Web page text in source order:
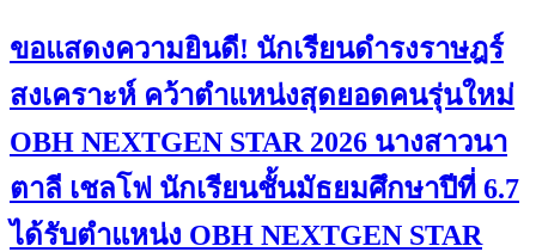
ขอแสดงความยินดี! นักเรียนดำรงราษฎร์
สงเคราะห์ คว้าตำแหน่งสุดยอดคนรุ่นใหม่
OBH NEXTGEN STAR 2026 นางสาวนา
ตาลี เชลโฟ นักเรียนชั้นมัธยมศึกษาปีที่ 6.7
ได้รับตำแหน่ง OBH NEXTGEN STAR